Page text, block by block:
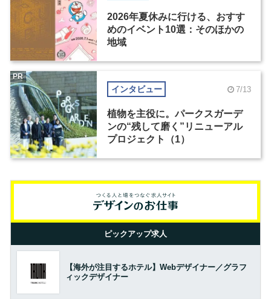
2026年夏休みに行ける、おすす
めのイベント10選：そのほかの
地域
インタビュー 7/13
植物を主役に。パークスガーデ
ンの“残して磨く”リニューアル
プロジェクト（1）
PR
ピックアップ求人
【海外が注目するホテル】Webデザイナー／グラフ
ィックデザイナー